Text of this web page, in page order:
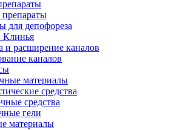
для депофореза
и расширение каналов
каналов
материалы
средства
средства
гели
материалы